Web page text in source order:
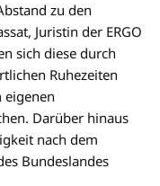
zu den
Juristin der ERGO
sich diese durch
Ruhezeiten
eigenen
Darüber hinaus
nach dem
Bundeslandes